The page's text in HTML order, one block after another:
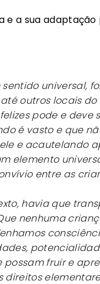
e a sua
universal,
outros locais do
pode e deve
é vasto e que
e acautelando
elemento
entre as
havia que
nenhuma
fruir e
direitos